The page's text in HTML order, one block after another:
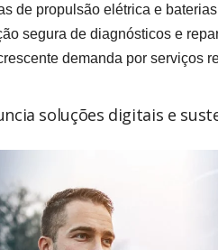
de propulsão elétrica e
segura de diagnósticos e
demanda por serviços
soluções digitais e